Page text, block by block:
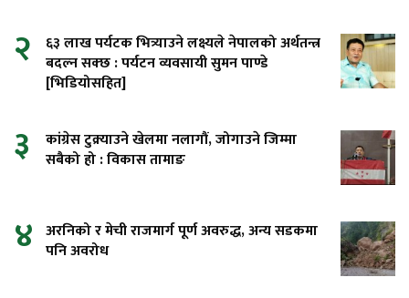
२
६३ लाख पर्यटक भित्र्याउने लक्ष्यले नेपालको अर्थतन्त्र
बदल्न सक्छ : पर्यटन व्यवसायी सुमन पाण्डे
[भिडियोसहित]
३
कांग्रेस टुक्र्याउने खेलमा नलागौं, जोगाउने जिम्मा
सबैको हो : विकास तामाङ
४ अरनिको र मेची राजमार्ग पूर्ण अवरुद्ध, अन्य सडकमा
पनि अवरोध